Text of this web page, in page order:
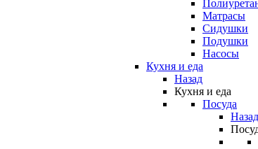
Матрасы
Сидушки
Подушки
Насосы
Кухня и еда
Назад
Кухня и еда
Посуда
Назад